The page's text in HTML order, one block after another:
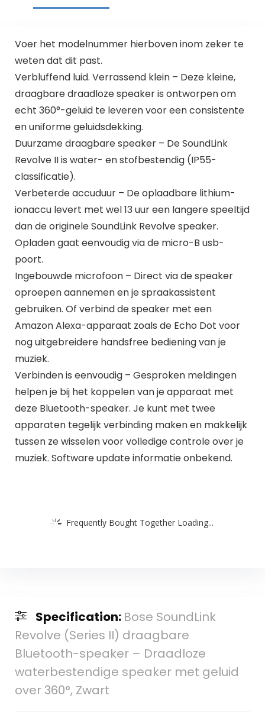
Voer het modelnummer hierboven inom zeker te
weten dat dit past.
Verbluffend luid. Verrassend klein – Deze kleine,
draagbare draadloze speaker is ontworpen om
echt 360°-geluid te leveren voor een consistente
en uniforme geluidsdekking.
Duurzame draagbare speaker – De SoundLink
Revolve II is water- en stofbestendig (IP55-
classificatie).
Verbeterde accuduur – De oplaadbare lithium-
ionaccu levert met wel 13 uur een langere speeltijd
dan de originele SoundLink Revolve speaker.
Opladen gaat eenvoudig via de micro-B usb-
poort.
Ingebouwde microfoon – Direct via de speaker
oproepen aannemen en je spraakassistent
gebruiken. Of verbind de speaker met een
Amazon Alexa-apparaat zoals de Echo Dot voor
nog uitgebreidere handsfree bediening van je
muziek.
Verbinden is eenvoudig – Gesproken meldingen
helpen je bij het koppelen van je apparaat met
deze Bluetooth-speaker. Je kunt met twee
apparaten tegelijk verbinding maken en makkelijk
tussen ze wisselen voor volledige controle over je
muziek. Software update informatie onbekend.
Frequently Bought Together Loading...
Specification: Bose SoundLink
Revolve (Series II) draagbare
Bluetooth-speaker – Draadloze
waterbestendige speaker met geluid
over 360°, Zwart